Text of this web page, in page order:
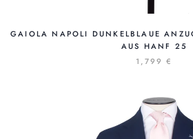
GAIOLA NAPOLI DUNKELBLAUE
AUS HANF 25
1,799 €